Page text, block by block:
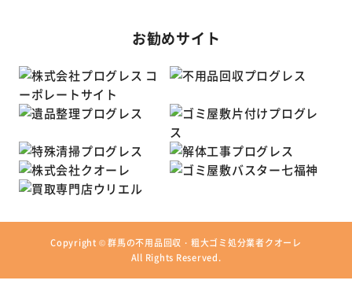
お勧めサイト
Copyright ©群馬の不用品回収・粗大ゴミ処分業者クオーレ
All Rights Reserved.